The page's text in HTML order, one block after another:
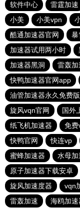
软件中心
雷霆加速
小美
小美vpn
酷通加速器官网
暴
加速器试用两小时
加速器黑洞
雷轰加
快鸭加速器官网app
油管加速器永久免费版
旋风vqn官网
国外
纸飞机加速器
免
快鸭官网
快连vp
蜜蜂加速器
水母加
原子加速器下载安卓
旋风加速度器
vqn
雷轰加速
海鸥加